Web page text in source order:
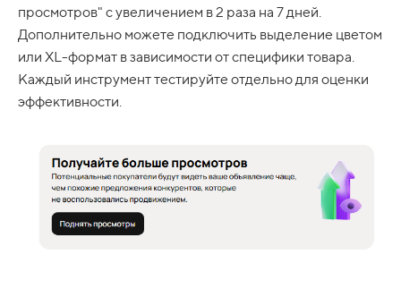
просмотров" с увеличением в 2 раза на 7 дней.
Дополнительно можете подключить выделение цветом
или XL-формат в зависимости от специфики товара.
Каждый инструмент тестируйте отдельно для оценки
эффективности.